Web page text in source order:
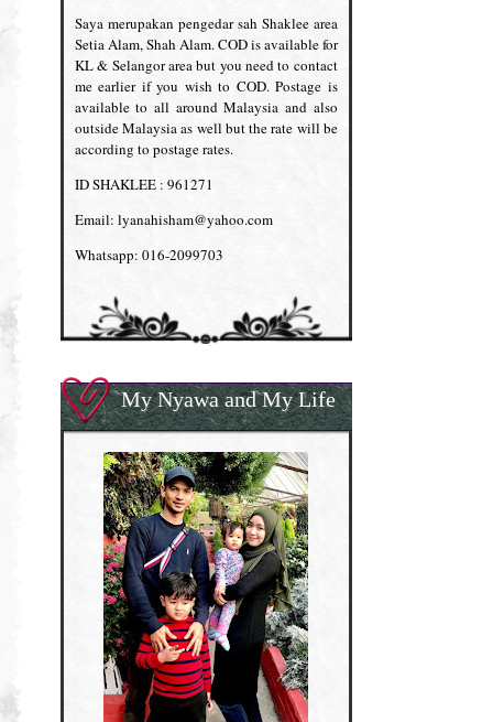
Saya merupakan pengedar sah Shaklee area
Setia Alam, Shah Alam. COD is available for
KL & Selangor area but you need to contact
me earlier if you wish to COD. Postage is
available to all around Malaysia and also
outside Malaysia as well but the rate will be
according to postage rates.
ID SHAKLEE : 961271
Email: lyanahisham@yahoo.com
Whatsapp: 016-2099703
My Nyawa and My Life